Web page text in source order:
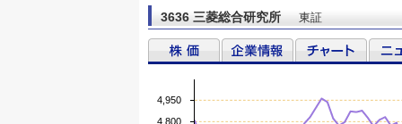
3636 三菱総合研究所 東証